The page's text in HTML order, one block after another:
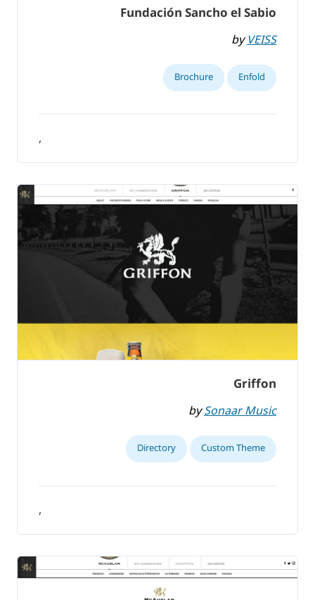
Fundación Sancho el Sabio
byVEISS
Enfold
Brochure
,
Griffon
bySonaar Music
Custom Theme
Directory
,